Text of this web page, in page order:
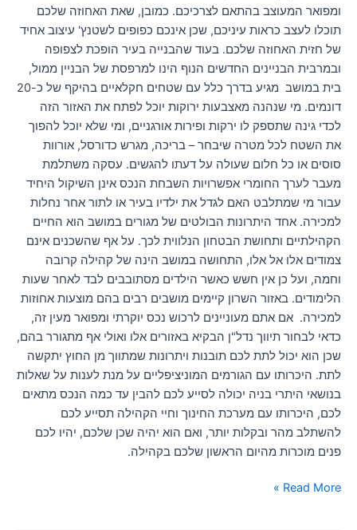
ומפואר המעוצב בהתאם לצרכיכם. כמובן, שאת האחוזה שלכם
תוכלו לעצב כראות עיניכם, שכן אינכם כפופים לשטנץ' עיצוב אחיד
של חזית האחוזה שלכם. בעוד שהבנייה בעיר הופכת לצפופה
ובמרבית הבניינים החדשים הנוף הינו למרפסת של הבניין ממול,
בית במושב מגיע בדרך כלל עם שטחים חקלאיים בהיקף של כ-20
דונמים. מי שנהנה מאצבעות ירוקות יוכל לפתח את האזור הזה
לכדי גינה שתספק לו ירקות ופירות אורגניים, ומי שלא יוכל להפוך
את השטח לכל מטרה שיבחר – בריכה, מגרש כדורסל, אורוות
סוסים או כל חלום שעולה על דעתו להגשים. עסקה משתלמת
מעבר לערך החומרי אפשרויות השבחת הנכס אינן השיקול היחיד
עבור מי שמתלבט האם לגדל את ילדיו בעיר או לתור אחר נחלות
למכירה. אחד היתרונות הבולטים של מגורים במושב הוא החיים
הקהילתיים ותחושת הבטחון הנלווית לכך. על אף שהשכנים אינם
צמודים אלו אל אלו, התחושה במושב הינה של קהילה קרובה
וחמה, ועל כן אין חשש כאשר הילדים מסתובבים לבד לאחר שעות
הלימודים. באזור השרון קיימים מושבים רבים בהם מוצעות אחוזות
למכירה. אם אתם מעוניינים לרכוש נכס יוקרתי ומפואר מעין זה,
כדאי לבחור תיווך נדל"ן הבקיא באזורים אלו ואולי אף מתגורר בהם,
שכן הוא יכול לתת לכם תובנות ויתרונות שמתווך מן החוץ יתקשה
לתת. היכרותו עם הגורמים המוניציפליים על מנת לענות על שאלות
בנושאי היתרי בניה יכולה לסייע לכם להבין עד כמה הנכס מתאים
לכם, היכרותו עם מערכת החינוך וחיי הקהילה תסייע לכם
להשתלב מהר ובקלות יותר, ואם הוא יהיה שכן שלכם, יהיו לכם
פנים מוכרות מהיום הראשון שלכם בקהילה.
Read More »